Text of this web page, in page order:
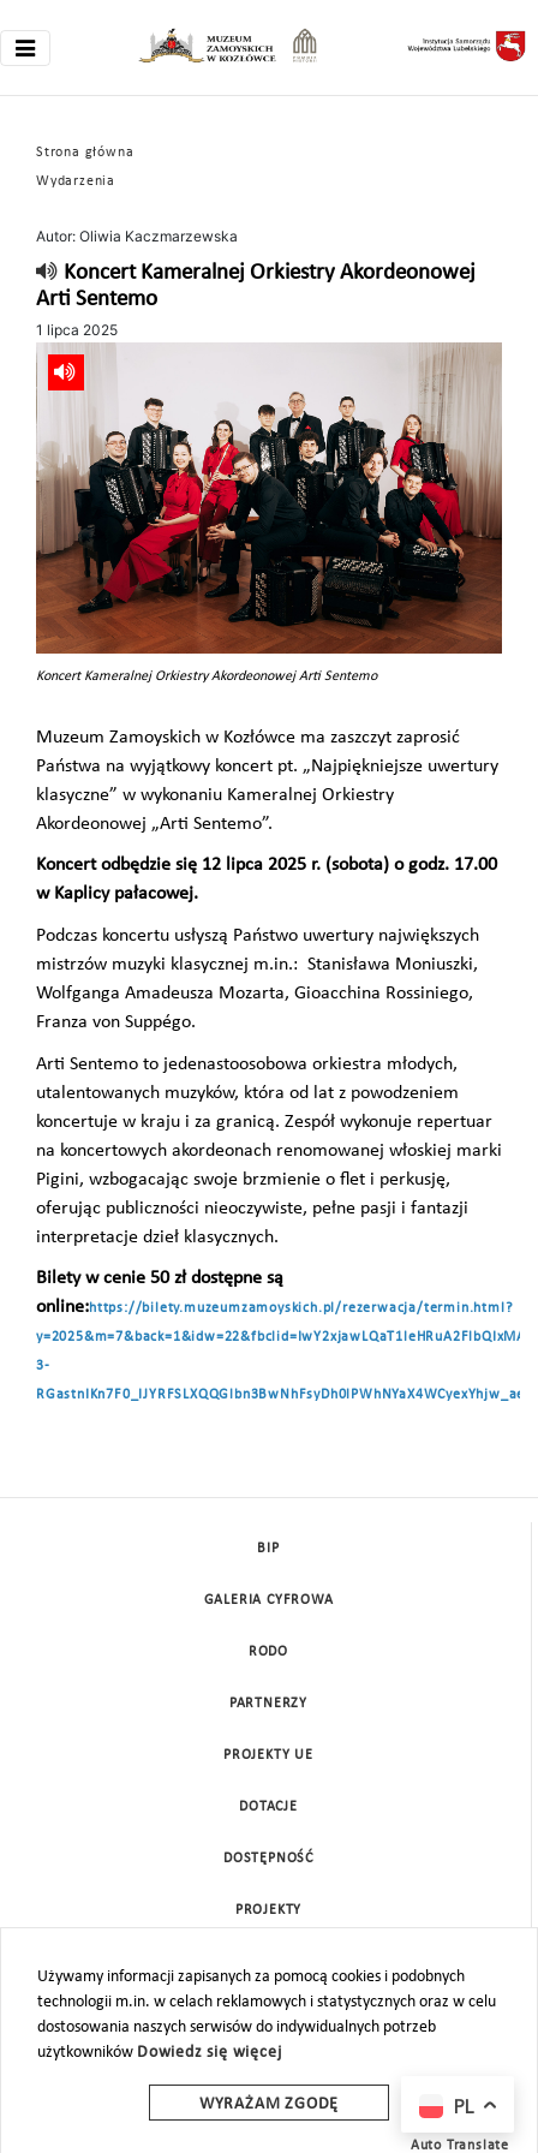
Strona główna
Wydarzenia
Autor: Oliwia Kaczmarzewska
Koncert Kameralnej Orkiestry Akordeonowej
Arti Sentemo
1 lipca 2025
Koncert Kameralnej Orkiestry Akordeonowej Arti Sentemo
Muzeum Zamoyskich w Kozłówce ma zaszczyt zaprosić
Państwa na wyjątkowy koncert pt. „Najpiękniejsze uwertury
klasyczne” w wykonaniu Kameralnej Orkiestry
Akordeonowej „Arti Sentemo”.
Koncert odbędzie się 12 lipca 2025 r. (sobota) o godz. 17.00
w Kaplicy pałacowej.
Podczas koncertu usłyszą Państwo uwertury największych
mistrzów muzyki klasycznej m.in.: Stanisława Moniuszki,
Wolfganga Amadeusza Mozarta, Gioacchina Rossiniego,
Franza von Suppégo.
Arti Sentemo to jedenastoosobowa orkiestra młodych,
utalentowanych muzyków, która od lat z powodzeniem
koncertuje w kraju i za granicą. Zespół wykonuje repertuar
na koncertowych akordeonach renomowanej włoskiej marki
Pigini, wzbogacając swoje brzmienie o flet i perkusję,
oferując publiczności nieoczywiste, pełne pasji i fantazji
interpretacje dzieł klasycznych.
Bilety w cenie 50 zł dostępne są
online:https://bilety.muzeumzamoyskich.pl/rezerwacja/termin.html?
3-
Używamy informacji zapisanych za pomocą cookies i podobnych
technologii m.in. w celach reklamowych i statystycznych oraz w celu
dostosowania naszych serwisów do indywidualnych potrzeb
użytkowników Dowiedz się więcej
WYRAŻAM ZGODĘ
BIP
GALERIA CYFROWA
RODO
PARTNERZY
PROJEKTY UE
DOTACJE
DOSTĘPNOŚĆ
PROJEKTY
MAPA STRONY
PL
Auto Translate